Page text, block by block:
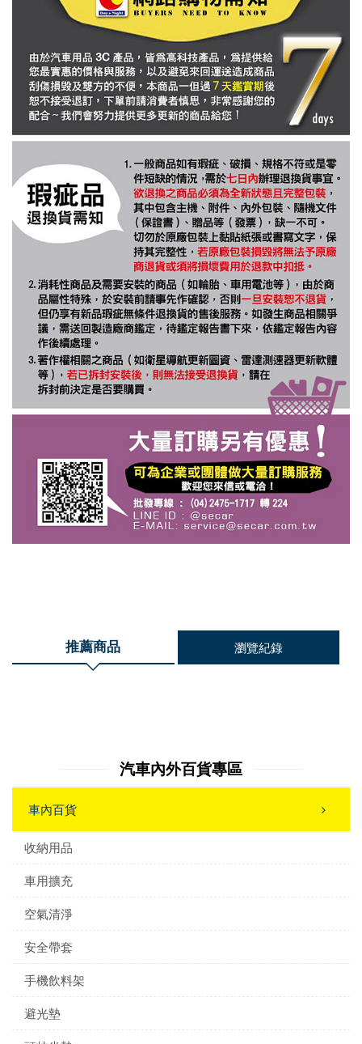
推薦商品 瀏覽紀錄
汽車內外百貨專區
車內百貨
收納用品
車用擴充
空氣清淨
安全帶套
手機飲料架
避光墊